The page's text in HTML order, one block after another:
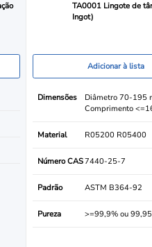
TA0001 Lingote de
Ingot)
Adicionar à lista
Dimensões
Diâmetro 70-195
Comprimento
Material R05200 R05400
Número CAS7440-25-7
Padrão ASTM B364-92
Pureza >=99,9% ou